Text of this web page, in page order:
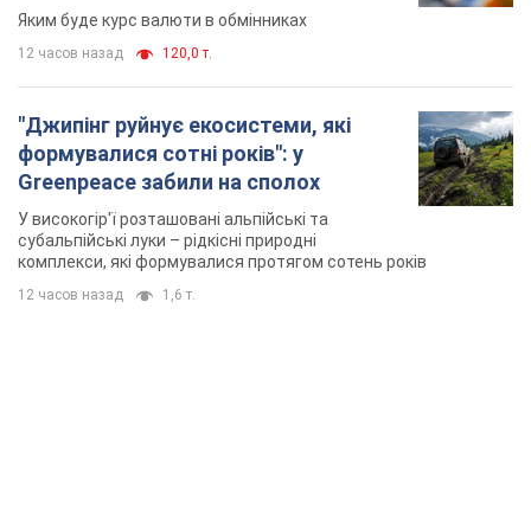
Яким буде курс валюти в обмінниках
12 часов назад 120,0 т.
"Джипінг руйнує екосистеми, які
формувалися сотні років": у
Greenpeace забили на сполох
У високогір'ї розташовані альпійські та
субальпійські луки – рідкісні природні
комплекси, які формувалися протягом сотень років
12 часов назад 1,6 т.